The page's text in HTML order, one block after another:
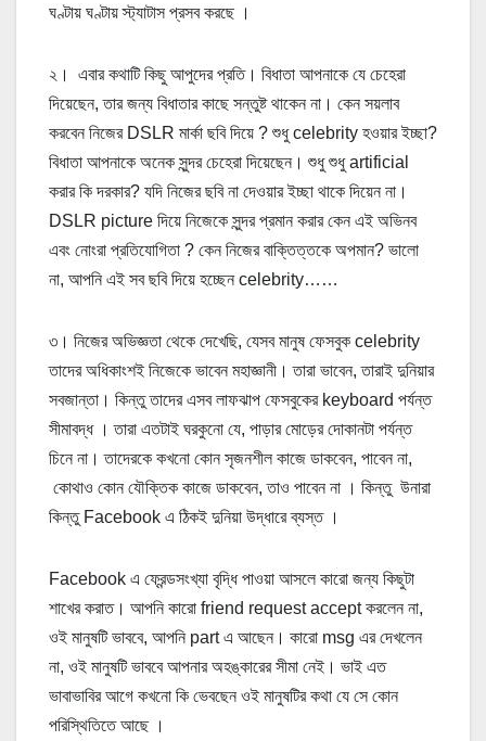
ঘণ্টায় ঘণ্টায় স্ট্যাটাস প্রসব করছে ।
২। এবার কথাটি কিছু আপুদের প্রতি। বিধাতা আপনাকে যে চেহেরা
দিয়েছেন, তার জন্য বিধাতার কাছে সন্তুষ্ট থাকেন না। কেন সয়লাব
করবেন নিজের DSLR মার্কা ছবি দিয়ে ? শুধু celebrity হওয়ার ইচ্ছা?
বিধাতা আপনাকে অনেক সুন্দর চেহেরা দিয়েছেন। শুধু শুধু artificial
করার কি দরকার? যদি নিজের ছবি না দেওয়ার ইচ্ছা থাকে দিয়েন না।
DSLR picture দিয়ে নিজেকে সুন্দর প্রমান করার কেন এই অভিনব
এবং নোংরা প্রতিযোগিতা ? কেন নিজের বাক্তিত্তকে অপমান? ভালো
না, আপনি এই সব ছবি দিয়ে হচ্ছেন celebrity……
৩। নিজের অভিজ্ঞতা থেকে দেখেছি, যেসব মানুষ ফেসবুক celebrity
তাদের অধিকাংশই নিজেকে ভাবেন মহাজ্ঞানী। তারা ভাবেন, তারাই দুনিয়ার
সবজান্তা। কিন্তু তাদের এসব লাফঝাপ ফেসবুকের keyboard পর্যন্ত
সীমাবদ্ধ । তারা এতটাই ঘরকুনো যে, পাড়ার মোড়ের দোকানটা পর্যন্ত
চিনে না। তাদেরকে কখনো কোন সৃজনশীল কাজে ডাকবেন, পাবেন না,
কোথাও কোন যৌক্তিক কাজে ডাকবেন, তাও পাবেন না । কিন্তু উনারা
কিন্তু Facebook এ ঠিকই দুনিয়া উদ্ধারে ব্যস্ত ।
Facebook এ ফ্রেন্ডসংখ্যা বৃদ্ধি পাওয়া আসলে কারো জন্য কিছুটা
শাখের করাত। আপনি কারো friend request accept করলেন না,
ওই মানুষটি ভাববে, আপনি part এ আছেন। কারো msg এর দেখলেন
না, ওই মানুষটি ভাববে আপনার অহঙ্কারের সীমা নেই। ভাই এত
ভাবাভাবির আগে কখনো কি ভেবছেন ওই মানুষটির কথা যে সে কোন
পরিস্থিতিতে আছে ।